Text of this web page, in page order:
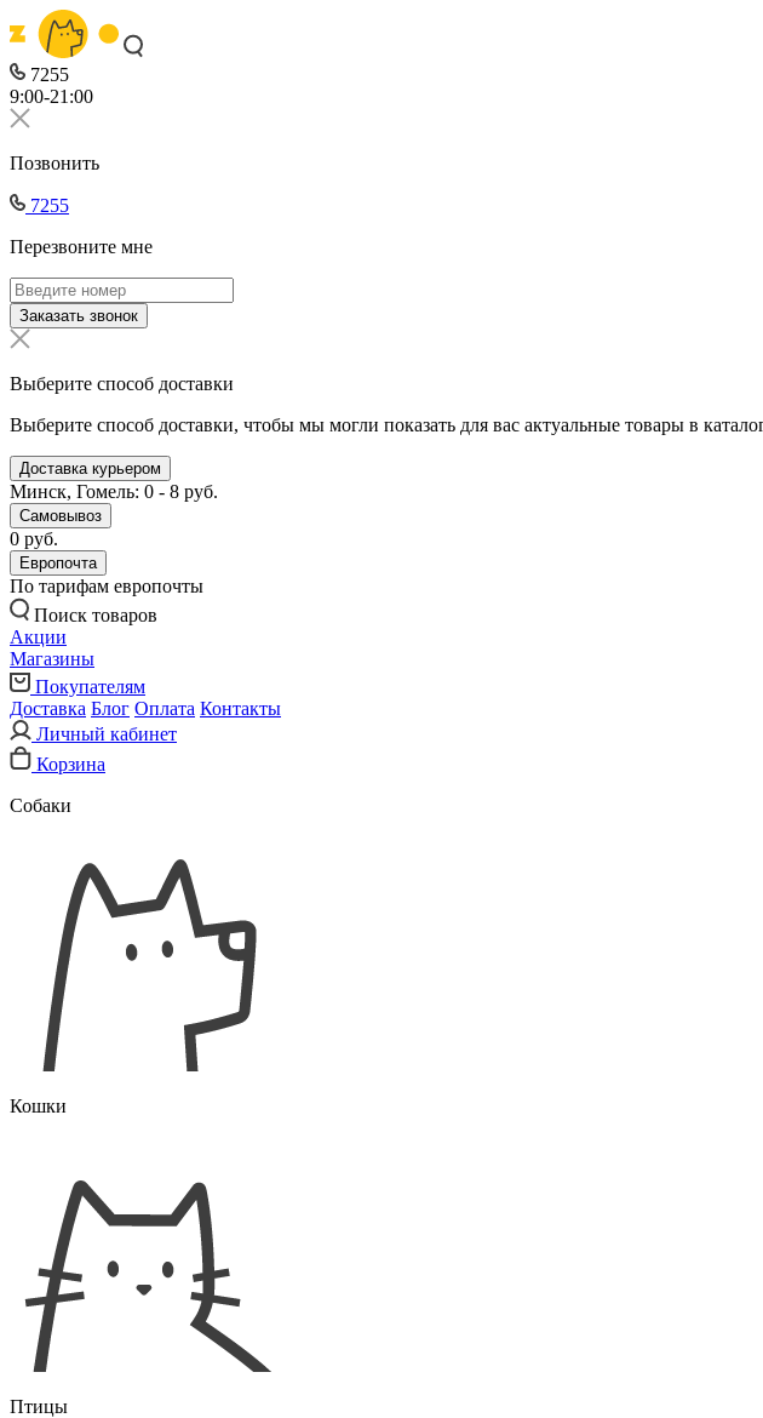
7255
9:00-21:00
Позвонить
7255
Перезвоните мне
Заказать звонок
Выберите способ доставки
Выберите способ доставки, чтобы мы могли показать для вас актуальные товары в
Доставка курьером
Минск, Гомель: 0 - 8 руб.
Самовывоз
0 руб.
Европочта
По тарифам европочты
Поиск товаров
Акции
Магазины
Покупателям
Доставка Блог Оплата Контакты
Личный кабинет
Корзина
Собаки
Кошки
Птицы